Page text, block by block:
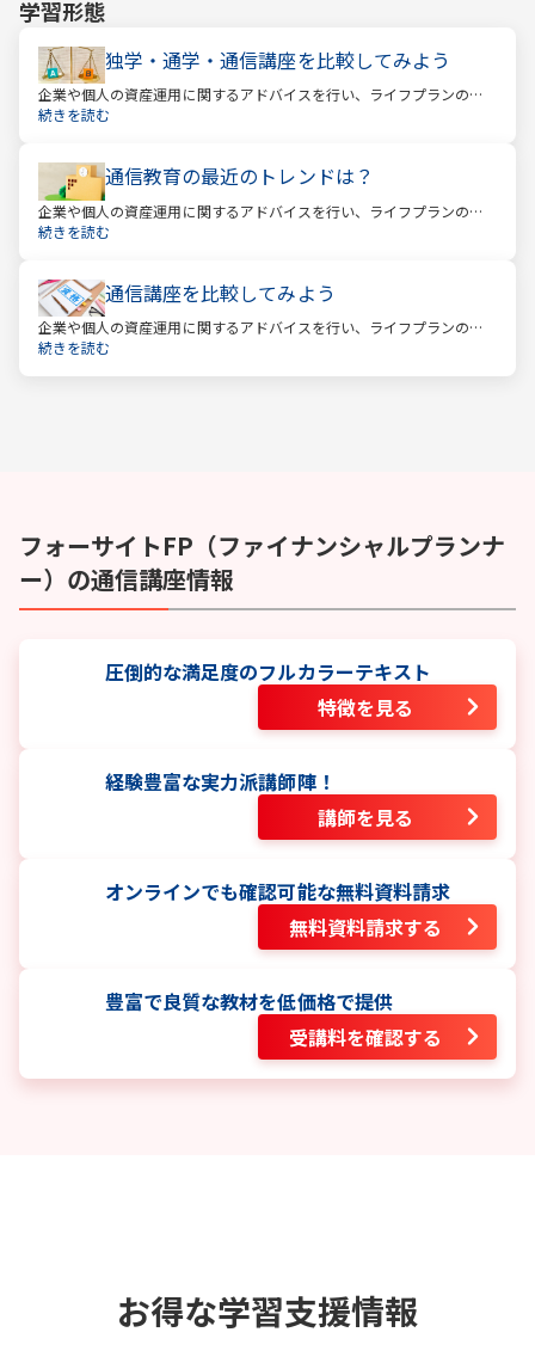
学習形態
独学・通学・通信講座を比較してみよう
企業や個人の資産運用に関するアドバイスを行い、ライフプランの設
計を提案するファイナンシャルプランナー。
続きを読む
通信教育の最近のトレンドは？
企業や個人の資産運用に関するアドバイスを行い、ライフプランの設
計を提案するファイナンシャルプランナー。
続きを読む
通信講座を比較してみよう
企業や個人の資産運用に関するアドバイスを行い、ライフプランの設
計を提案するファイナンシャルプランナー。
続きを読む
フォーサイトFP（ファイナンシャルプランナ
ー） の通信講座情報
圧倒的な満足度のフルカラーテキスト
特徴を見る
経験豊富な実力派講師陣！
講師を見る
オンラインでも確認可能な無料資料請求
無料資料請求する
豊富で良質な教材を低価格で提供
受講料を確認する
お得な学習支援情報